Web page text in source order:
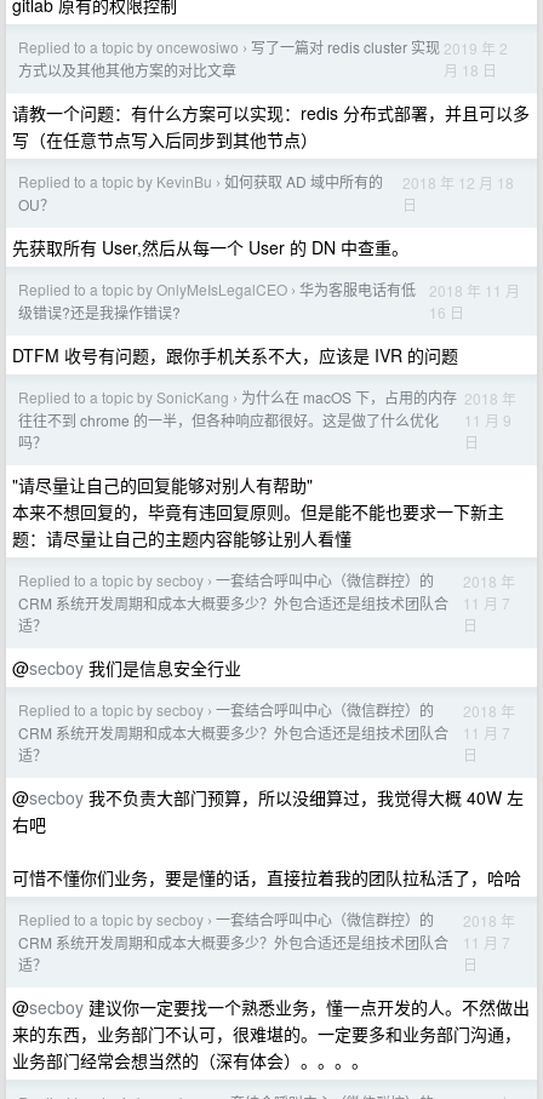
gitlab 原有的权限控制
Replied to a topic by oncewosiwo › 写了一篇对 redis cluster 实现
方式以及其他其他方案的对比文章
2019 年 2
月 18 日
请教一个问题：有什么方案可以实现：redis 分布式部署，并且可以多
写（在任意节点写入后同步到其他节点）
Replied to a topic by KevinBu › 如何获取 AD 域中所有的
OU？
2018 年 12 月 18
日
先获取所有 User,然后从每一个 User 的 DN 中查重。
Replied to a topic by OnlyMeIsLegalCEO › 华为客服电话有低
级错误?还是我操作错误?
2018 年 11 月
16 日
DTFM 收号有问题，跟你手机关系不大，应该是 IVR 的问题
Replied to a topic by SonicKang › 为什么在 macOS 下，占用的内存
往往不到 chrome 的一半，但各种响应都很好。这是做了什么优化
吗？
2018 年
11 月 9
日
"请尽量让自己的回复能够对别人有帮助"
本来不想回复的，毕竟有违回复原则。但是能不能也要求一下新主
题：请尽量让自己的主题内容能够让别人看懂
Replied to a topic by secboy › 一套结合呼叫中心（微信群控）的
CRM 系统开发周期和成本大概要多少？外包合适还是组技术团队合
适？
2018 年
11 月 7
日
@secboy 我们是信息安全行业
Replied to a topic by secboy › 一套结合呼叫中心（微信群控）的
CRM 系统开发周期和成本大概要多少？外包合适还是组技术团队合
适？
2018 年
11 月 7
日
@secboy 我不负责大部门预算，所以没细算过，我觉得大概 40W 左
右吧
可惜不懂你们业务，要是懂的话，直接拉着我的团队拉私活了，哈哈
Replied to a topic by secboy › 一套结合呼叫中心（微信群控）的
CRM 系统开发周期和成本大概要多少？外包合适还是组技术团队合
适？
2018 年
11 月 7
日
@secboy 建议你一定要找一个熟悉业务，懂一点开发的人。不然做出
来的东西，业务部门不认可，很难堪的。一定要多和业务部门沟通，
业务部门经常会想当然的（深有体会）。。。。